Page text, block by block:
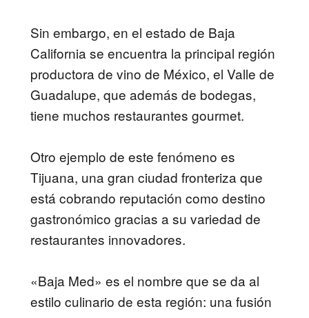
Sin embargo, en el estado de Baja
California se encuentra la principal región
productora de vino de México, el Valle de
Guadalupe, que además de bodegas,
tiene muchos restaurantes gourmet.
Otro ejemplo de este fenómeno es
Tijuana, una gran ciudad fronteriza que
está cobrando reputación como destino
gastronómico gracias a su variedad de
restaurantes innovadores.
«Baja Med» es el nombre que se da al
estilo culinario de esta región: una fusión